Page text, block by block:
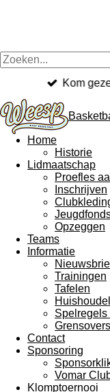
Kom
Home
Historie
Lidmaatschap
Proefles
Inschrijven
Opzeggen
Teams
Informatie
Trainingen
Tafelen
Contact
Sponsoring
Vomar
Klomptoernooi